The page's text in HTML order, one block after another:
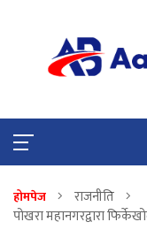
होमपेज
राजनीति
पोखरा महानगरद्वारा